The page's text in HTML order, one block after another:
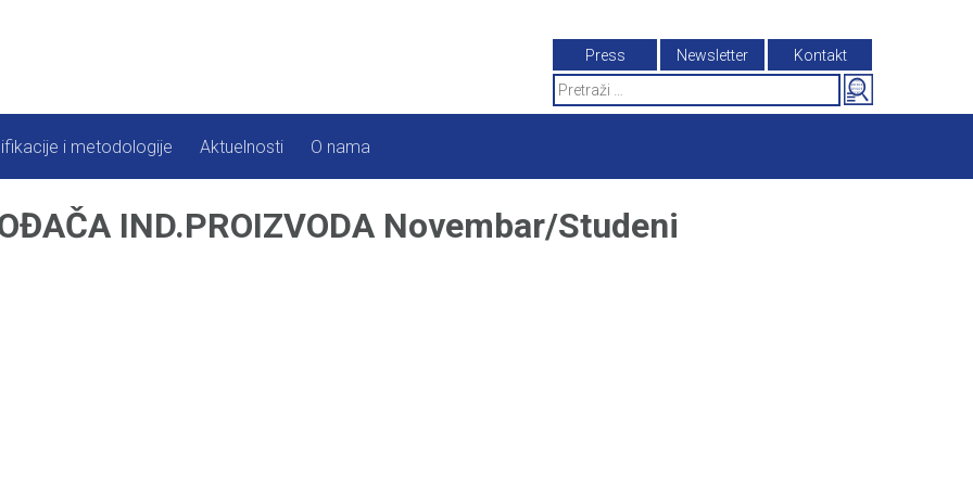
Press Newsletter
Kontakt
Search
for:
i metodologije Aktuelnosti O nama
IND.PROIZVODA Novembar/Studeni